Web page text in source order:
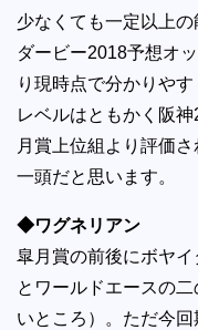
少なくても一定以上
ダービー2018予想オ
り現時点で分かりや
レベルはともかく阪
月賞上位組より評価
一頭だと思います。
◆ワグネリアン
皐月賞の前後にボヤ
とワールドエースの
いところ）。ただ今